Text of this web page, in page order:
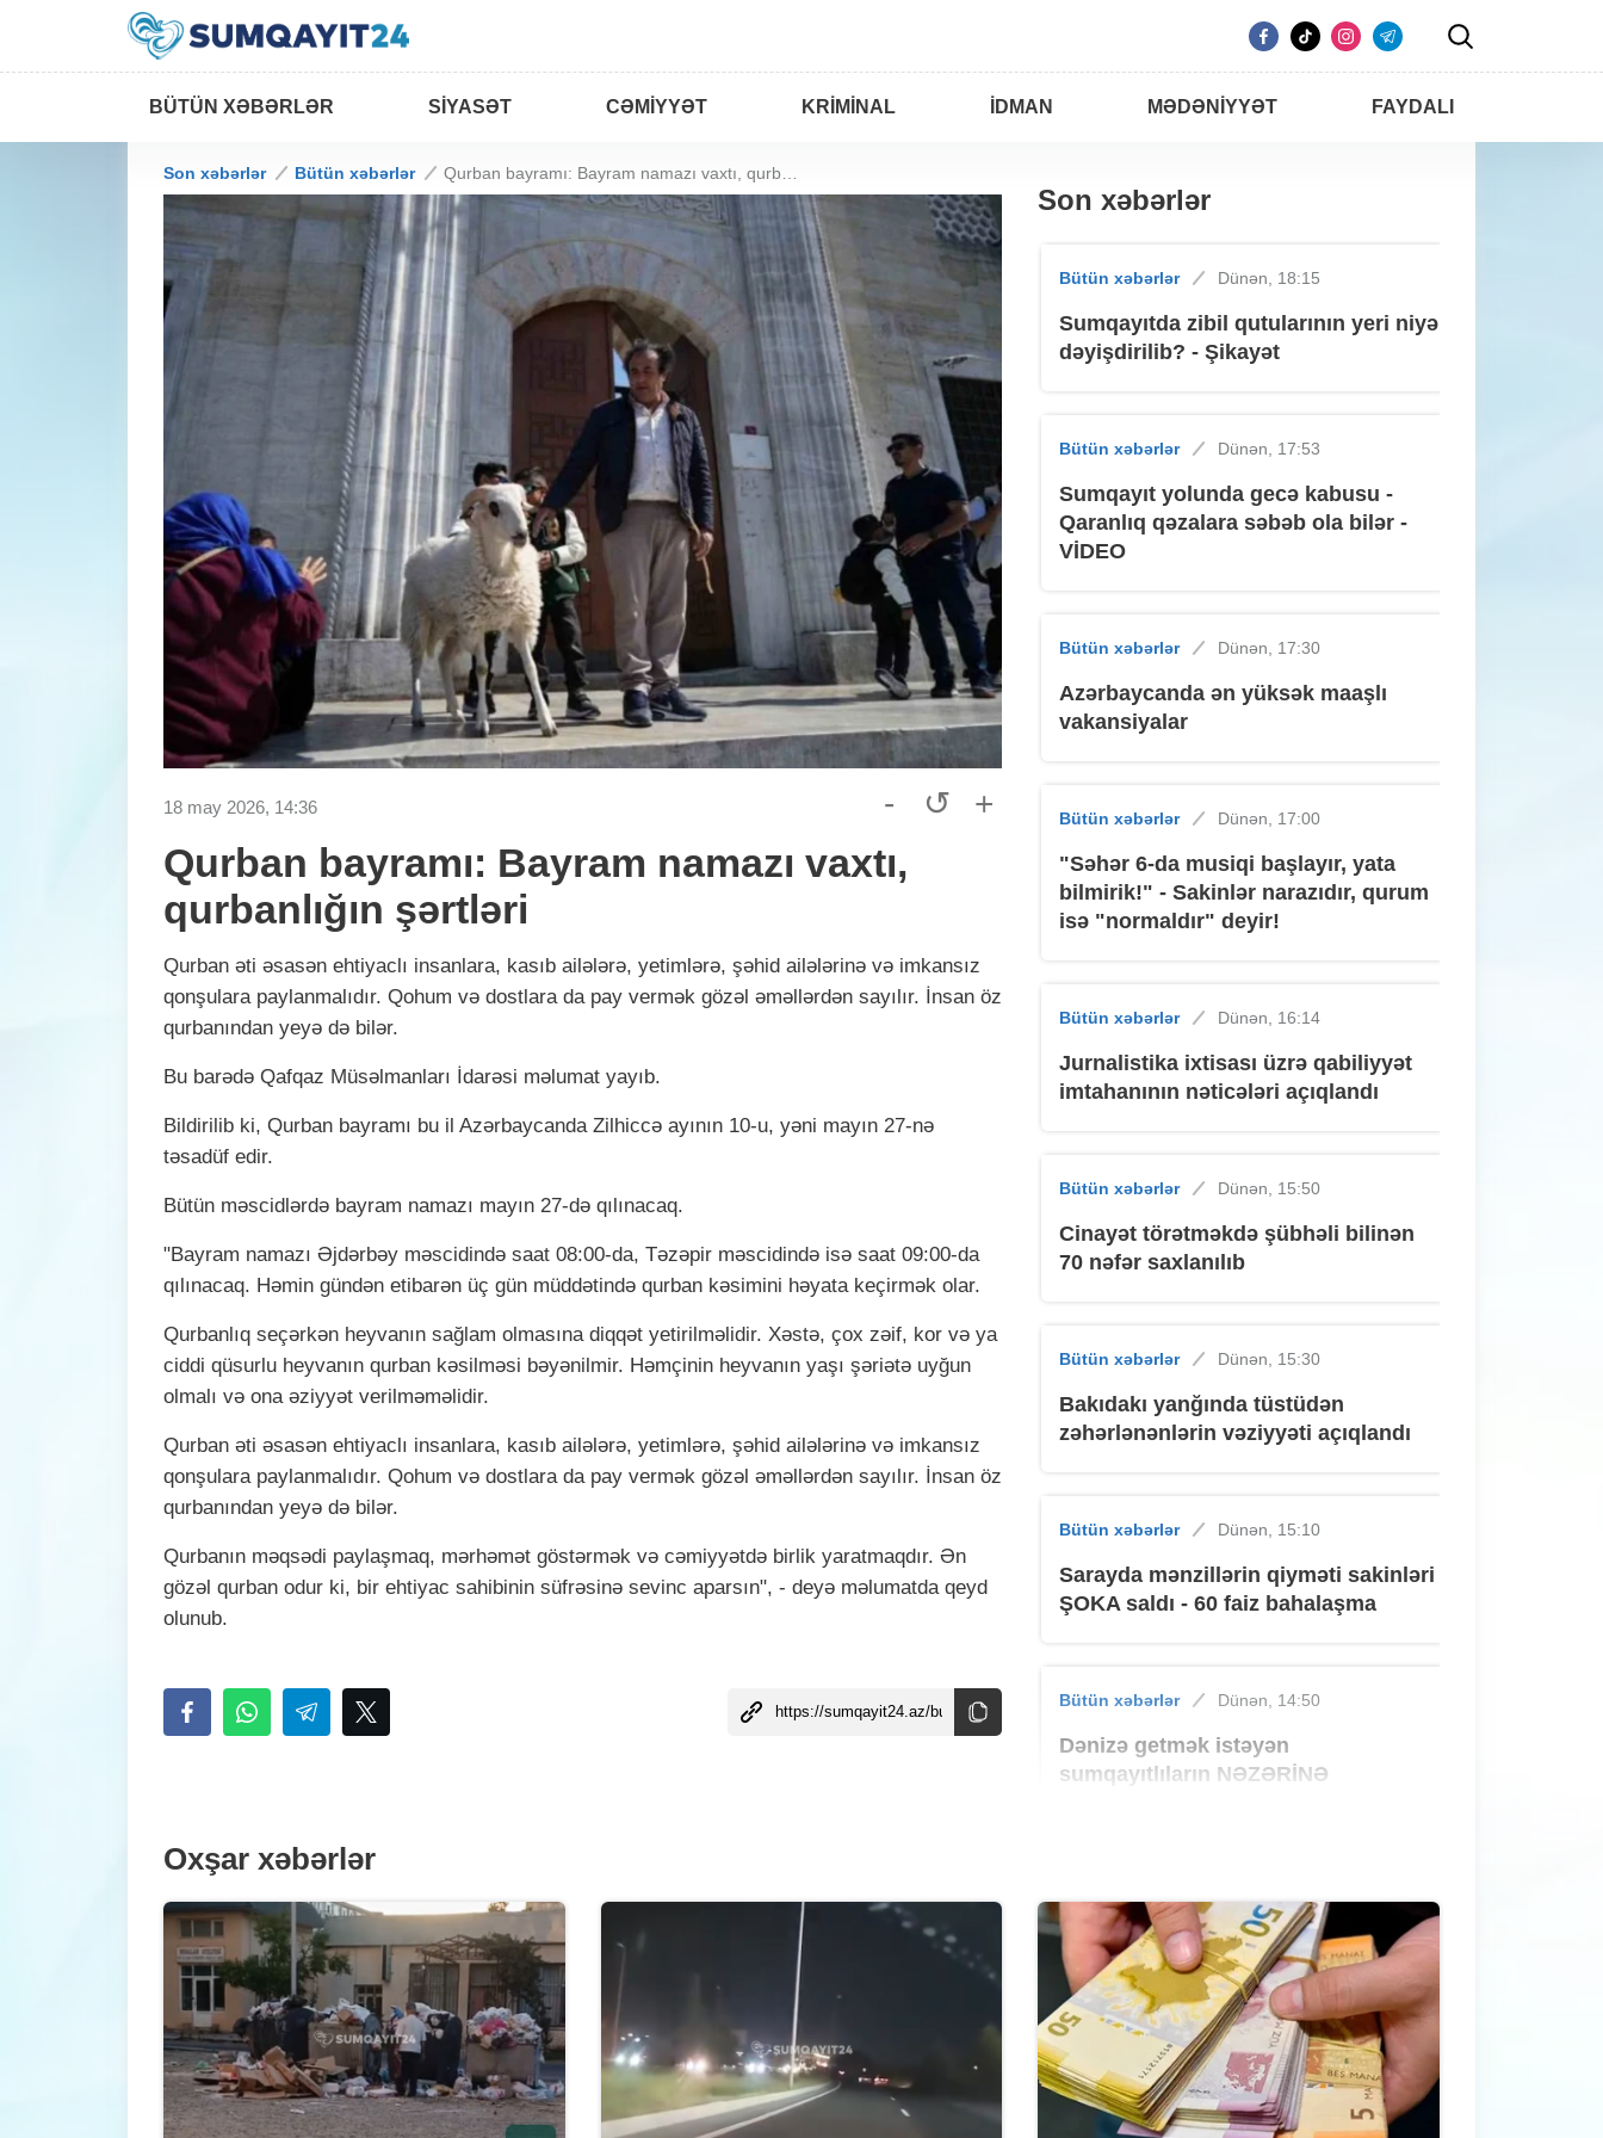
BÜTÜN XƏBƏRLƏR SIYASƏT CƏMIYYƏT KRIMINAL İDMAN MƏDƏNIYYƏT FAYDALI
Son xəbərlər Bütün xəbərlər
18 may 2026, 14:36 - ↺ +
Qurban bayramı: Bayram namazı vaxtı,
qurbanlığın şərtləri
Qurban əti əsasən ehtiyaclı insanlara, kasıb ailələrə, yetimlərə, şəhid ailələrinə və imkansız
qonşulara paylanmalıdır. Qohum və dostlara da pay vermək gözəl əməllərdən sayılır. İnsan öz
qurbanından yeyə də bilər.
Bu barədə Qafqaz Müsəlmanları İdarəsi məlumat yayıb.
Bildirilib ki, Qurban bayramı bu il Azərbaycanda Zilhiccə ayının 10-u, yəni mayın 27-nə
təsadüf edir.
Bütün məscidlərdə bayram namazı mayın 27-də qılınacaq.
"Bayram namazı Əjdərbəy məscidində saat 08:00-da, Təzəpir məscidində isə saat 09:00-da
qılınacaq. Həmin gündən etibarən üç gün müddətində qurban kəsimini həyata keçirmək olar.
Qurbanlıq seçərkən heyvanın sağlam olmasına diqqət yetirilməlidir. Xəstə, çox zəif, kor və ya
ciddi qüsurlu heyvanın qurban kəsilməsi bəyənilmir. Həmçinin heyvanın yaşı şəriətə uyğun
olmalı və ona əziyyət verilməməlidir.
Qurban əti əsasən ehtiyaclı insanlara, kasıb ailələrə, yetimlərə, şəhid ailələrinə və imkansız
qonşulara paylanmalıdır. Qohum və dostlara da pay vermək gözəl əməllərdən sayılır. İnsan öz
qurbanından yeyə də bilər.
Qurbanın məqsədi paylaşmaq, mərhəmət göstərmək və cəmiyyətdə birlik yaratmaqdır. Ən
gözəl qurban odur ki, bir ehtiyac sahibinin süfrəsinə sevinc aparsın", - deyə məlumatda qeyd
olunub.
Son xəbərlər
Bütün xəbərlər Dünən, 18:15
Sumqayıtda zibil qutularının yeri niyə
dəyişdirilib? - Şikayət
Bütün xəbərlər Dünən, 17:53
Sumqayıt yolunda gecə kabusu -
Qaranlıq qəzalara səbəb ola bilər -
VİDEO
Bütün xəbərlər Dünən, 17:30
Azərbaycanda ən yüksək maaşlı
vakansiyalar
Bütün xəbərlər Dünən, 17:00
"Səhər 6-da musiqi başlayır, yata
bilmirik!" - Sakinlər narazıdır, qurum
isə "normaldır" deyir!
Bütün xəbərlər Dünən, 16:14
Jurnalistika ixtisası üzrə qabiliyyət
imtahanının nəticələri açıqlandı
Bütün xəbərlər Dünən, 15:50
Cinayət törətməkdə şübhəli bilinən
70 nəfər saxlanılıb
Bütün xəbərlər Dünən, 15:30
Bakıdakı yanğında tüstüdən
zəhərlənənlərin vəziyyəti açıqlandı
Bütün xəbərlər Dünən, 15:10
Sarayda mənzillərin qiyməti sakinləri
ŞOKA saldı - 60 faiz bahalaşma
Bütün xəbərlər Dünən, 14:50
Dənizə getmək istəyən
sumqayıtlıların NƏZƏRİNƏ
Kartdan köçürmədə sərbəstlik,
qəbulda isə limit
Bütün xəbərlər Dünən, 14:10
Sumqayıtda binada PARTLAYIŞ -
VİDEO
Oxşar xəbərlər